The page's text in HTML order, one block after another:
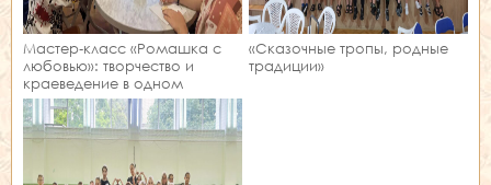
Мастер‑класс «Ромашка с
любовью»: творчество и
краеведение в одном
занятии!
«Сказочные тропы, родные
традиции»